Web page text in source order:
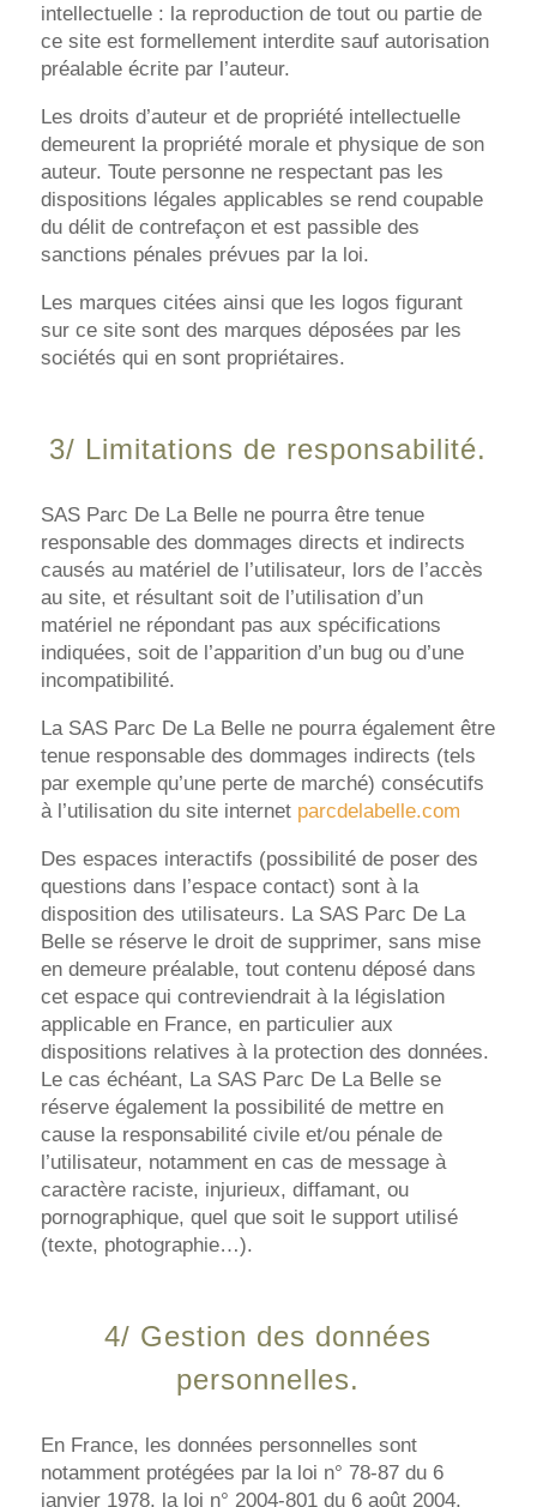
intellectuelle : la reproduction de tout ou partie de
ce site est formellement interdite sauf autorisation
préalable écrite par l’auteur.
Les droits d’auteur et de propriété intellectuelle
demeurent la propriété morale et physique de son
auteur. Toute personne ne respectant pas les
dispositions légales applicables se rend coupable
du délit de contrefaçon et est passible des
sanctions pénales prévues par la loi.
Les marques citées ainsi que les logos figurant
sur ce site sont des marques déposées par les
sociétés qui en sont propriétaires.
3/ Limitations de responsabilité.
SAS Parc De La Belle ne pourra être tenue
responsable des dommages directs et indirects
causés au matériel de l’utilisateur, lors de l’accès
au site, et résultant soit de l’utilisation d’un
matériel ne répondant pas aux spécifications
indiquées, soit de l’apparition d’un bug ou d’une
incompatibilité.
La SAS Parc De La Belle ne pourra également être
tenue responsable des dommages indirects (tels
par exemple qu’une perte de marché) consécutifs
à l’utilisation du site internet parcdelabelle.com
Des espaces interactifs (possibilité de poser des
questions dans l’espace contact) sont à la
disposition des utilisateurs. La SAS Parc De La
Belle se réserve le droit de supprimer, sans mise
en demeure préalable, tout contenu déposé dans
cet espace qui contreviendrait à la législation
applicable en France, en particulier aux
dispositions relatives à la protection des données.
Le cas échéant, La SAS Parc De La Belle se
réserve également la possibilité de mettre en
cause la responsabilité civile et/ou pénale de
l’utilisateur, notamment en cas de message à
caractère raciste, injurieux, diffamant, ou
pornographique, quel que soit le support utilisé
(texte, photographie…).
4/ Gestion des données
personnelles.
En France, les données personnelles sont
notamment protégées par la loi n° 78-87 du 6
janvier 1978, la loi n° 2004-801 du 6 août 2004,